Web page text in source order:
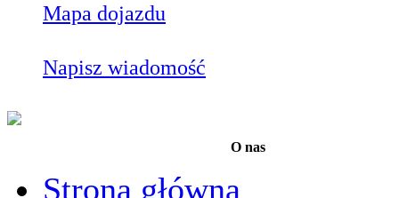
Mapa dojazdu
Napisz wiadomość
O nas
Strona główna